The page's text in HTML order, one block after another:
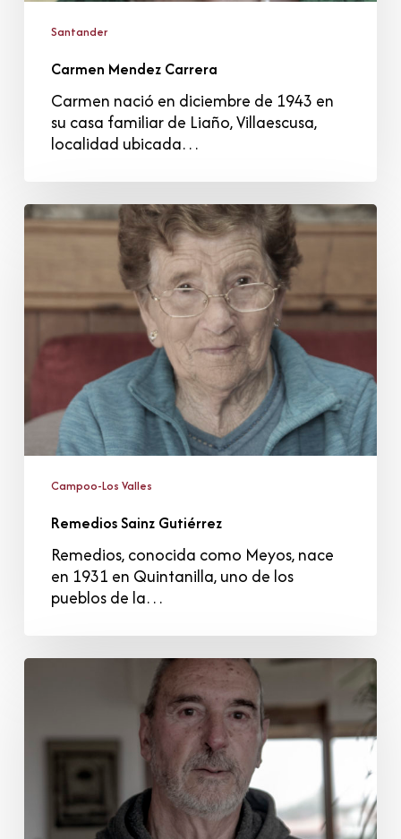
Santander
Carmen Mendez Carrera
Carmen nació en diciembre de 1943 en
su casa familiar de Liaño, Villaescusa,
localidad ubicada…
Remedios
Sainz
Campoo-Los Valles
Remedios Sainz Gutiérrez
Remedios, conocida como Meyos, nace
en 1931 en Quintanilla, uno de los
pueblos de la…
José
Soroa